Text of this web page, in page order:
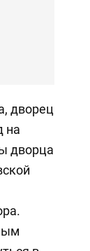
дворец
на
дворца